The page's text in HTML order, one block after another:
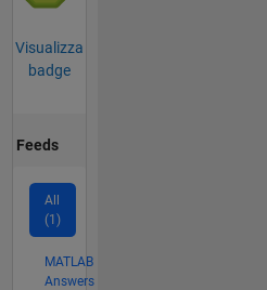
Visualizza
badge
Feeds
All
(1)
MATLAB
Answers